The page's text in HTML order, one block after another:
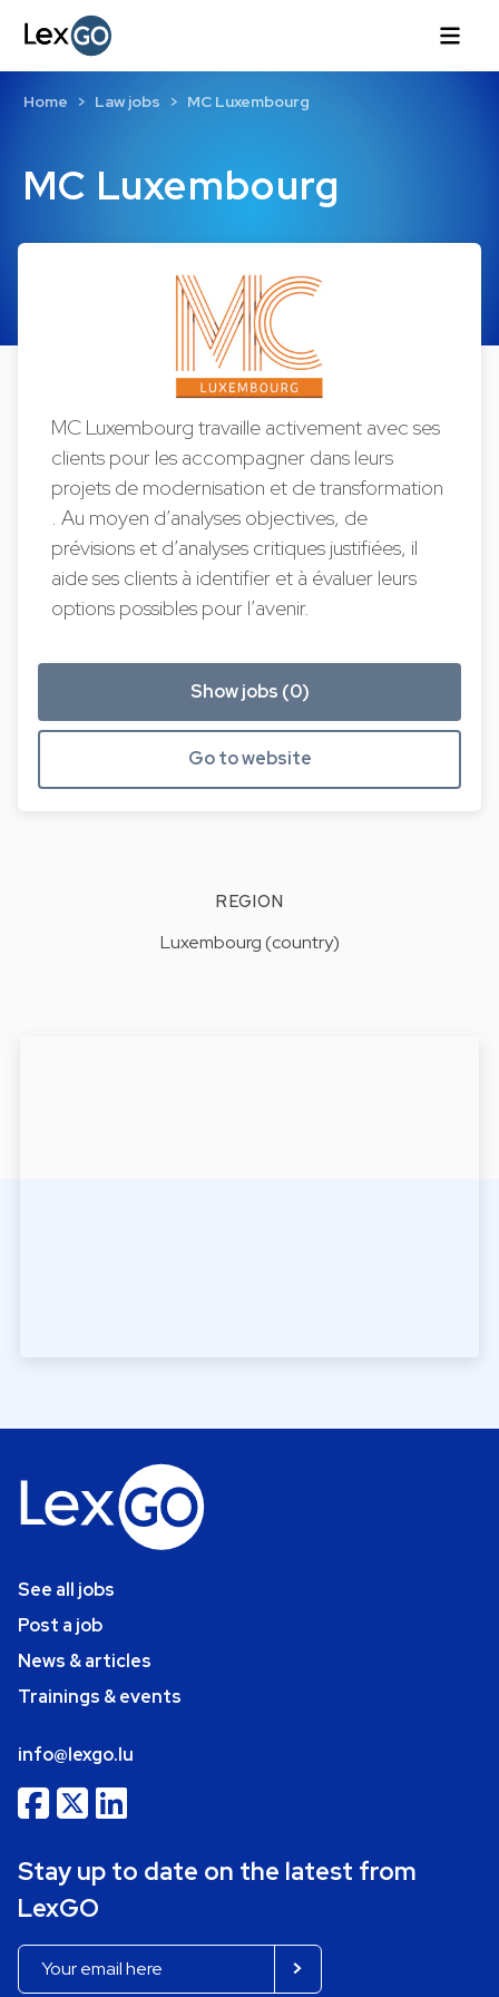
MC Luxembourg
Home Law jobs MC Luxembourg
MC Luxembourg travaille activement avec ses
clients pour les accompagner dans leurs
projets de modernisation et de transformation
. Au moyen d’analyses objectives, de
prévisions et d’analyses critiques justifiées, il
aide ses clients à identifier et à évaluer leurs
options possibles pour l’avenir.
Show jobs (0)
Go to website
REGION
Luxembourg (country)
See all jobs
Post a job
News & articles
Trainings & events
info@lexgo.lu
Stay up to date on the latest from
LexGO